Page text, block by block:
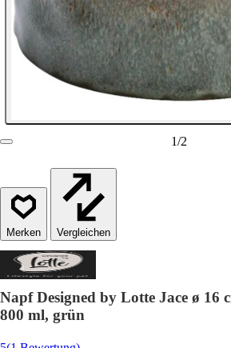
1/2
Vergleichen
Napf Designed by Lotte Jace ø 16
800 ml, grün